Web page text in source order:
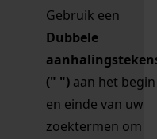
Gebruik een
Dubbele
(" ") aan het begin
en einde van uw
zoektermen om